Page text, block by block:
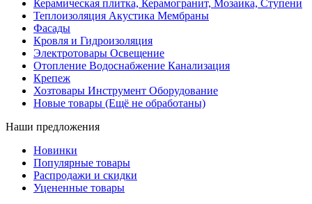
Керамическая плитка, Керамогранит, Мозаика, Ступени
Теплоизоляция Акустика Мембраны
Фасады
Кровля и Гидроизоляция
Электротовары Освещение
Отопление Водоснабжение Канализация
Крепеж
Хозтовары Инструмент Оборудование
Новые товары (Ещё не обработаны)
Наши предложения
Новинки
Популярные товары
Распродажи и скидки
Уцененные товары